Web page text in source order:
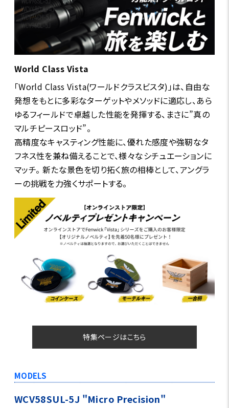
World Class Vista
「World Class Vista(ワールドクラスビスタ)」は、自由な
発想をもとに多彩なターゲットやメソッドに適応し、あら
ゆるフィールドで卓越した性能を発揮する、まさに”真の
マルチピースロッド”。
高精度なキャスティング性能に、優れた感度や強靭なタ
フネス性を兼ね備えることで、様々なシチュエーションに
マッチ。 新たな景色を切り拓く旅の相棒として、アングラ
ーの挑戦を力強くサポートする。
特集ページはこちら
MODELS
WCV58SUL-5J "Micro Precision"